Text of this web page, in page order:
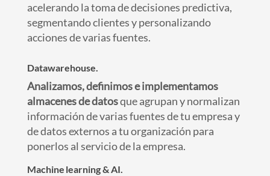
acelerando la toma de decisiones predictiva,
segmentando clientes y personalizando
acciones de varias fuentes.
Datawarehouse.
Analizamos, definimos e implementamos
almacenes de datosque agrupan y normalizan
información de varias fuentes de tu empresa y
de datos externos a tu organización para
ponerlos al servicio de la empresa.
Machine learning & AI.